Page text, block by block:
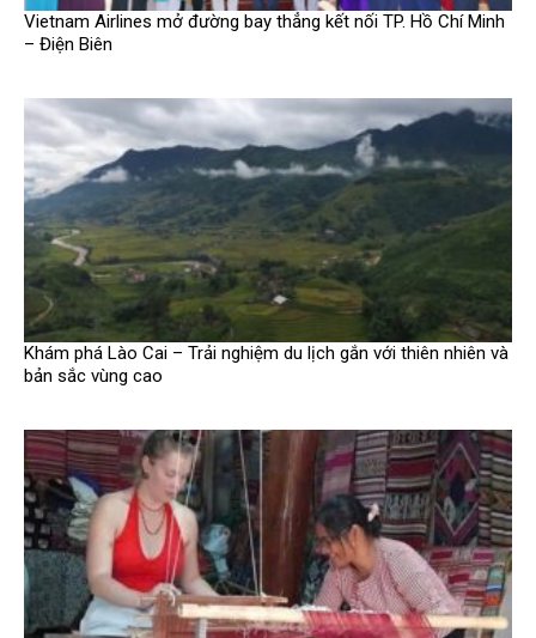
Vietnam Airlines mở đường bay thẳng kết nối TP. Hồ Chí Minh
– Điện Biên
Khám phá Lào Cai – Trải nghiệm du lịch gắn với thiên nhiên và
bản sắc vùng cao